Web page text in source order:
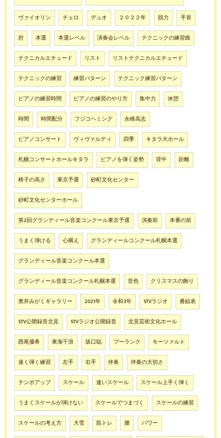
ヴァイオリン チェロ デュオ ２０２２年 脱力 手首
肘 本選 本選レベル 演奏会レベル テクニックの練習曲
テクニカルエチュード リスト リストテクニカルエチュード
テクニックの練習 練習パターン テクニック練習パターン
ピアノの練習時間 ピアノの練習のやり方 集中力 休憩
時間 時間配分 フジコヘミング 永峰高志
ピアノコンサート ヴィヴァルディ 四季 キタラ大ホール
札幌コンサートホールキタラ ピアノを弾く姿勢 背中 距離
椅子の高さ 東京予選 砂町文化センター
砂町文化センターホール
第2回グランディール音楽コンクール東京予選 演奏前 本番の前
うまく弾ける 心構え グランディールコンクール札幌本選
グランディール音楽コンクール本選
グランディール音楽コンクール札幌本選 音色 クリスマスの飾り
奥井みがくギャラリー 2021年 令和3年 STVラジオ 番組表
STV公開録音北見 STVラジオ公開録音 北見芸術文化ホール
西尾優希 東海千浪 坂口聡 プーランク モーツァルト
速く弾く練習 左手 右手 伴奏 伴奏の大切さ
テンポアップ スケール 速いスケール スケール上手く弾く
うまくスケールが弾けない スケールでつまづく スケールの練習
スケールの考え方 大雪 筋トレ 腰 パワー